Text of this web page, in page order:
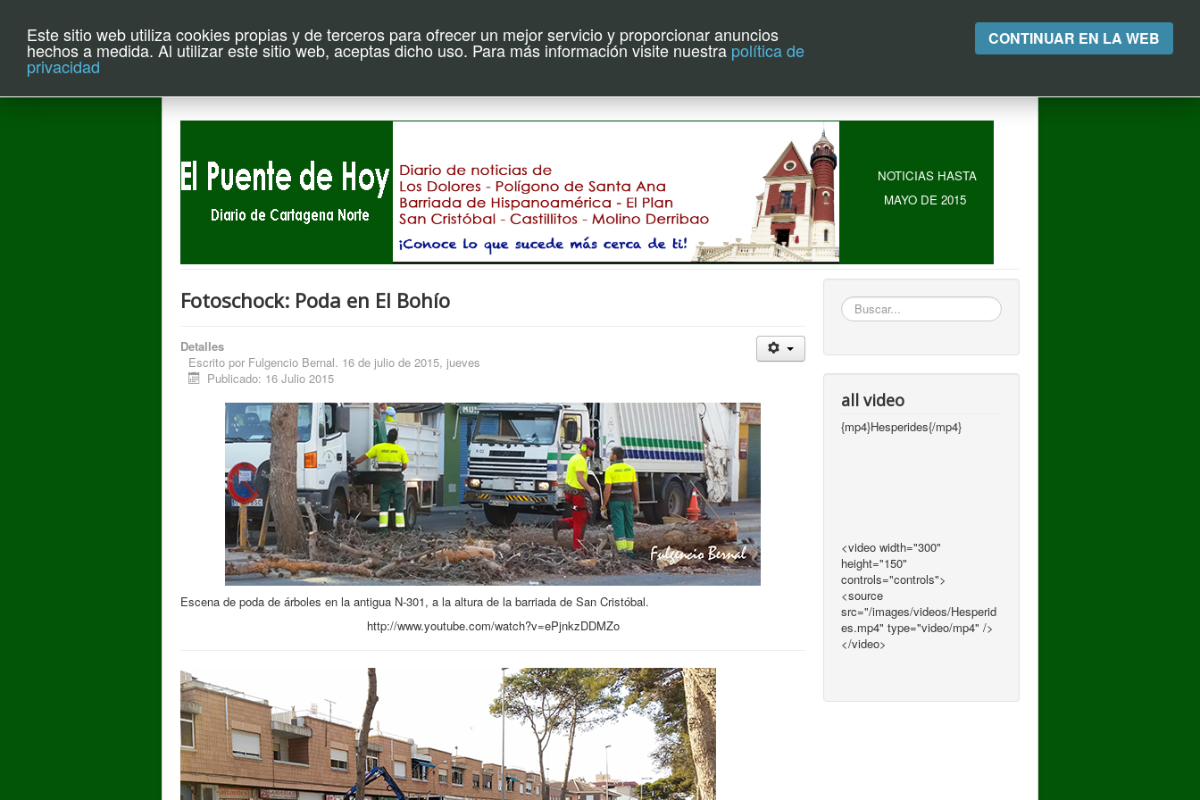
Archivo el Puente de Hoy
NOTICIAS HASTA
MAYO DE 2015
Fotoschock: Poda en El Bohío
Detalles
Escrito por Fulgencio Bernal. 16 de julio de 2015, jueves
Publicado: 16 Julio 2015
Escena de poda de árboles en la antigua N-301, a la altura de la barriada de San Cristóbal.
http://www.youtube.com/watch?v=ePjnkzDDMZo
Buscar
all video
{mp4}Hesperides{/mp4}
<video width="300"
height="150"
controls="controls">
<source
src="/images/videos/Hesperid
es.mp4" type="video/mp4" />
</video>
Este sitio web utiliza cookies propias y de terceros para ofrecer un mejor servicio y proporcionar anuncios
hechos a medida. Al utilizar este sitio web, aceptas dicho uso. Para más información visite nuestra política de
privacidad
CONTINUAR EN LA WEB